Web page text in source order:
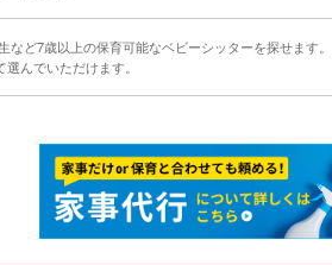
など7歳以上の保育可能なベビーシッターを探せます
んでいただけます。